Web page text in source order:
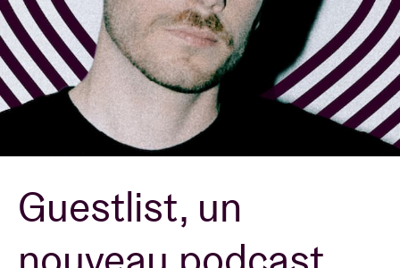
AB ❤ you
Location de salles
BRDCST
ABtv
Guestlist, un